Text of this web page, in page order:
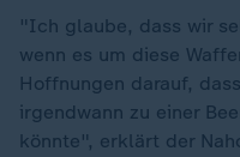
"Ich glaube, dass wir
wenn es um diese
Hoffnungen darauf,
irgendwann zu einer
könnte", erklärt der